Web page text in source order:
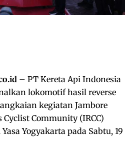
– PT Kereta Api Indonesia
lokomotif hasil reverse
kegiatan Jambore
Community (IRCC)
Yogyakarta pada Sabtu, 19